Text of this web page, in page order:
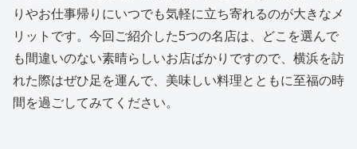
りやお仕事帰りにいつでも気軽に立ち寄れるのが大きなメ
リットです。今回ご紹介した5つの名店は、どこを選んで
も間違いのない素晴らしいお店ばかりですので、横浜を訪
れた際はぜひ足を運んで、美味しい料理とともに至福の時
間を過ごしてみてください。